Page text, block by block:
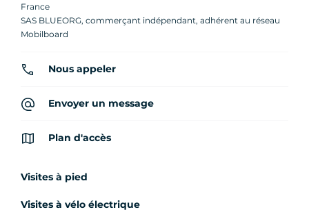
France
SAS BLUEORG, commerçant indépendant, adhérent au réseau
Mobilboard
Nous appeler
Envoyer un message
Plan d'accès
Visites à pied
Visites à vélo électrique